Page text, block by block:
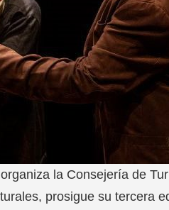
la Consejería de
prosigue su tercera